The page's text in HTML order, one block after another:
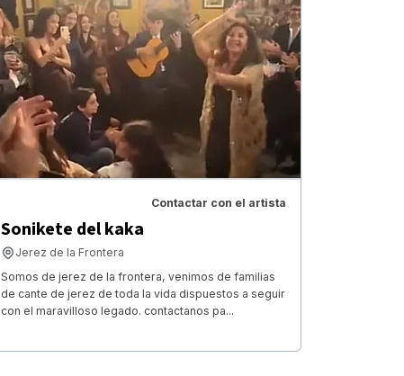
Contactar con el artista
Sonikete del kaka
Jerez de la Frontera
Somos de jerez de la frontera, venimos de familias
de cante de jerez de toda la vida dispuestos a seguir
con el maravilloso legado. contactanos pa...